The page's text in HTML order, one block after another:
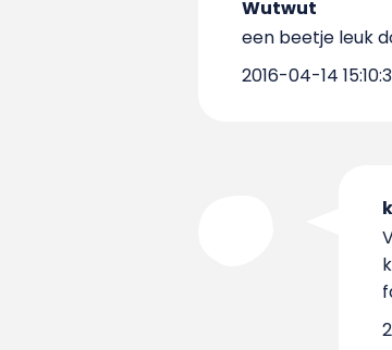
Wutwut
een beetje leuk
2016-04-14